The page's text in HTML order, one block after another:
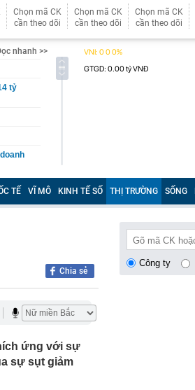
Chọn mã CK
cần theo dõi
Chọn mã CK
cần theo dõi
Chọn mã CK
cần theo dõi
nhanh >>
tỷ
phụ,
tiền
người
TẾ VĨ MÔ KINH TẾ SỐ THỊ TRƯỜNG SỐNG
Chia sẻ
ứng với sự
sự sụt giảm
Công ty